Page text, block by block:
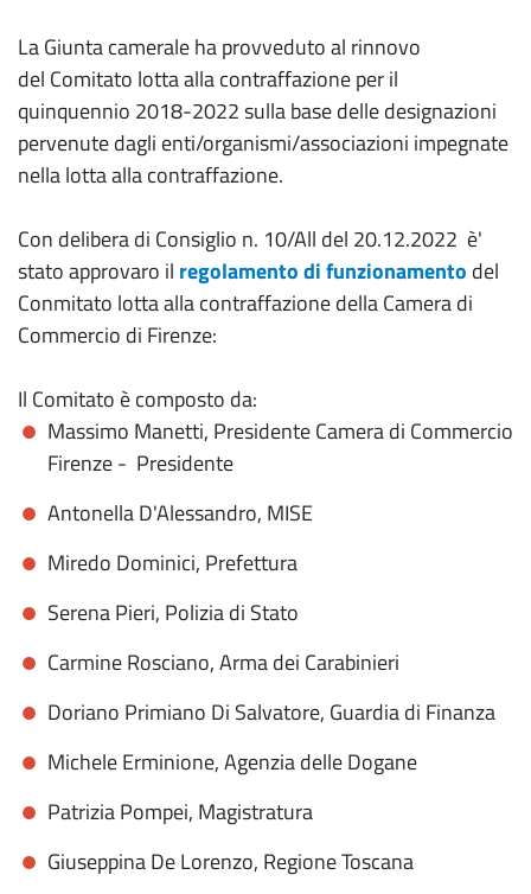
La Giunta camerale ha provveduto al rinnovo
del Comitato lotta alla contraffazione per il
quinquennio 2018-2022 sulla base delle designazioni
pervenute dagli enti/organismi/associazioni impegnate
nella lotta alla contraffazione.
Con delibera di Consiglio n. 10/All del 20.12.2022 è'
stato approvaro il regolamento di funzionamento del
Conmitato lotta alla contraffazione della Camera di
Commercio di Firenze:
Il Comitato è composto da:
Massimo Manetti, Presidente Camera di Commercio
Firenze - Presidente
Antonella D'Alessandro, MISE
Miredo Dominici, Prefettura
Serena Pieri, Polizia di Stato
Carmine Rosciano, Arma dei Carabinieri
Doriano Primiano Di Salvatore, Guardia di Finanza
Michele Erminione, Agenzia delle Dogane
Patrizia Pompei, Magistratura
Giuseppina De Lorenzo, Regione Toscana